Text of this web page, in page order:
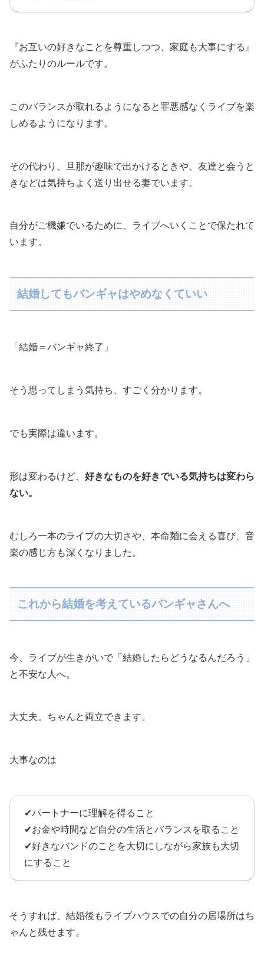
『お互いの好きなことを尊重しつつ、家庭も大事にする』
がふたりのルールです。
このバランスが取れるようになると罪悪感なくライブを楽
しめるようになります。
その代わり、旦那が趣味で出かけるときや、友達と会うと
きなどは気持ちよく送り出せる妻でいます。
自分がご機嫌でいるために、ライブへいくことで保たれて
います。
結婚してもバンギャはやめなくていい
「結婚＝バンギャ終了」
そう思ってしまう気持ち、すごく分かります。
でも実際は違います。
形は変わるけど、 好きなものを好きでいる気持ちは変わら
ない。
むしろ一本のライブの大切さや、本命麺に会える喜び、音
楽の感じ方も深くなりました。
これから結婚を考えているバンギャさんへ
今、ライブが生きがいで「結婚したらどうなるんだろう」
と不安な人へ。
大丈夫。ちゃんと両立できます。
大事なのは
✔パートナーに理解を得ること
✔お金や時間など自分の生活とバランスを取ること
✔好きなバンドのことを大切にしながら家族も大切
にすること
そうすれば、結婚後もライブハウスでの自分の居場所はち
ゃんと残せます。